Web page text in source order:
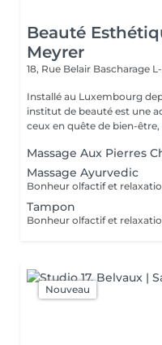
Beauté
Meyrer
18, Rue Belair Bascharage
Installé au Luxembourg
institut de beauté est une
ceux en quête de bien-être,
Massage Aux Pierres
Massage Ayurvedic
Bonheur olfactif et
Tampon
Bonheur olfactif et
Nouveau